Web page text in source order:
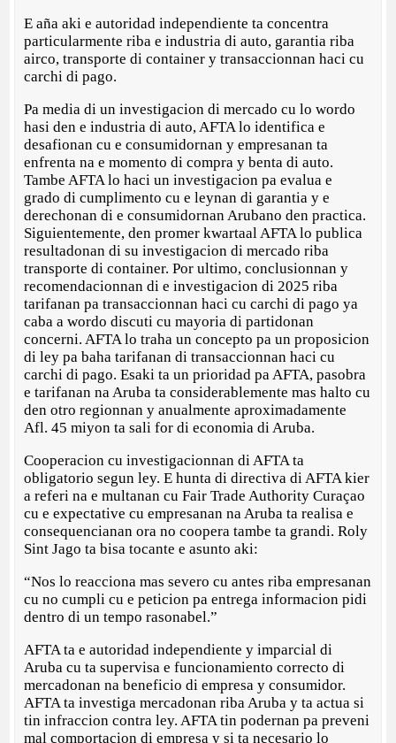
E aña aki e autoridad independiente ta concentra
particularmente riba e industria di auto, garantia riba
airco, transporte di container y transaccionnan haci cu
carchi di pago.
Pa media di un investigacion di mercado cu lo wordo
hasi den e industria di auto, AFTA lo identifica e
desafionan cu e consumidornan y empresanan ta
enfrenta na e momento di compra y benta di auto.
Tambe AFTA lo haci un investigacion pa evalua e
grado di cumplimento cu e leynan di garantia y e
derechonan di e consumidornan Arubano den practica.
Siguientemente, den promer kwartaal AFTA lo publica
resultadonan di su investigacion di mercado riba
transporte di container. Por ultimo, conclusionnan y
recomendacionnan di e investigacion di 2025 riba
tarifanan pa transaccionnan haci cu carchi di pago ya
caba a wordo discuti cu mayoria di partidonan
concerni. AFTA lo traha un concepto pa un proposicion
di ley pa baha tarifanan di transaccionnan haci cu
carchi di pago. Esaki ta un prioridad pa AFTA, pasobra
e tarifanan na Aruba ta considerablemente mas halto cu
den otro regionnan y anualmente aproximadamente
Afl. 45 miyon ta sali for di economia di Aruba.
Cooperacion cu investigacionnan di AFTA ta
obligatorio segun ley. E hunta di directiva di AFTA kier
a referi na e multanan cu Fair Trade Authority Curaçao
cu e expectative cu empresanan na Aruba ta realisa e
consequencianan ora no coopera tambe ta grandi. Roly
Sint Jago ta bisa tocante e asunto aki:
“Nos lo reacciona mas severo cu antes riba empresanan
cu no cumpli cu e peticion pa entrega informacion pidi
dentro di un tempo rasonabel.”
AFTA ta e autoridad independiente y imparcial di
Aruba cu ta supervisa e funcionamiento correcto di
mercadonan na beneficio di empresa y consumidor.
AFTA ta investiga mercadonan riba Aruba y ta actua si
tin infraccion contra ley. AFTA tin podernan pa preveni
mal comportacion di empresa y si ta necesario lo